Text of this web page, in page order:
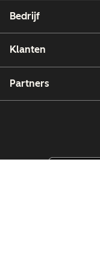
Bedrijf
Klanten
Partners